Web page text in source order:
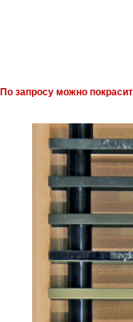
По запросу можно